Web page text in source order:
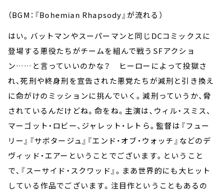
（BGM：『Bohemian Rhapsody』が流れる）
はい。バットマンやスーパーマンと同じDCコミックスに
登場する悪役たちがチームを組んで戦うSFアクショ
ン……と言っていいのかな？ ヒーローによって投獄さ
れ、死刑や終身刑を宣告された悪党たちが減刑と引き換え
に命がけのミッションに挑んでいく。減刑っていうか、脅
されているんだけどね。命をね。主演は、ウィル・スミス、
マーゴット・ロビー、ジャレット・レトら。監督は『フュー
リー』『サボタージュ』『エンド・オブ・ウォッチ』などのデ
ヴィッド・エアーということでございます。ということ
で、『スーサイド・スクワッド』。まあ世界的にも大ヒット
している作品でございます。注目作ということもあるの